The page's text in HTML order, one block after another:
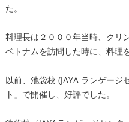
た。
料理長は２０００年当時、ク
ベトナムを訪問した時に、料理
以前、池袋校 (JAYA ランゲー
ト」で開催し、好評でした。